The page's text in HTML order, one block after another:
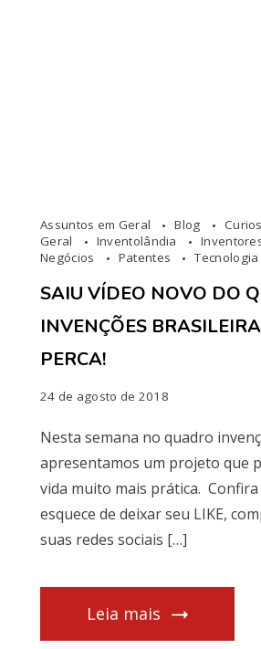
Assuntos em Geral Blog
Geral
Inventolândia
Negócios
Patentes Tecnologia
SAIU VÍDEO NOVO DO
INVENÇÕES
PERCA!
24 de agosto de 2018
Nesta semana no quadro
apresentamos um projeto que
vida muito mais prática.
esquece de deixar seu LIKE,
suas redes sociais […]
Leia mais